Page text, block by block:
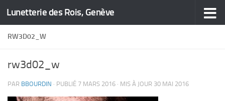
Skip to content
Lunetterie des Rois, Genève
RW3D02_W
rw3d02_w
PAR BBOURDIN · PUBLIÉ 7 MARS 2016 · MIS À JOUR 30 MAI 2016